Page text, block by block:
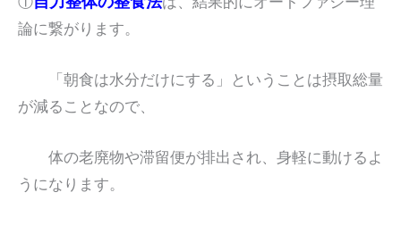
論に繋がります。
「朝食は水分だけにする」ということは摂取総量
が減ることなので、
体の老廃物や滞留便が排出され、身軽に動けるよ
うになります。